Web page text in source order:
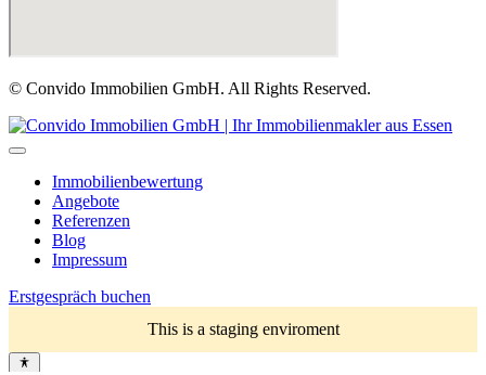
© Convido Immobilien GmbH. All Rights Reserved.
Immobilienbewertung
Angebote
Referenzen
Blog
Impressum
Erstgespräch buchen
This is a staging enviroment